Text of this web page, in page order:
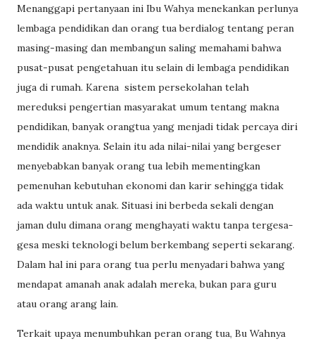
Menanggapi pertanyaan ini Ibu Wahya menekankan perlunya
lembaga pendidikan dan orang tua berdialog tentang peran
masing-masing dan membangun saling memahami bahwa
pusat-pusat pengetahuan itu selain di lembaga pendidikan
juga di rumah. Karena sistem persekolahan telah
mereduksi pengertian masyarakat umum tentang makna
pendidikan, banyak orangtua yang menjadi tidak percaya diri
mendidik anaknya. Selain itu ada nilai-nilai yang bergeser
menyebabkan banyak orang tua lebih mementingkan
pemenuhan kebutuhan ekonomi dan karir sehingga tidak
ada waktu untuk anak. Situasi ini berbeda sekali dengan
jaman dulu dimana orang menghayati waktu tanpa tergesa-
gesa meski teknologi belum berkembang seperti sekarang.
Dalam hal ini para orang tua perlu menyadari bahwa yang
mendapat amanah anak adalah mereka, bukan para guru
atau orang arang lain.
Terkait upaya menumbuhkan peran orang tua, Bu Wahnya